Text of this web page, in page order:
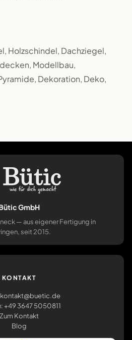
Holzschindel, Dachziegel,
Modellbau,
Dekoration, Deko,
GmbH
— aus eigener Fertigung in
seit 2015.
KONTAKT
kontakt@buetic.de
+49 3647 5050811
Zum Kontakt
Blog